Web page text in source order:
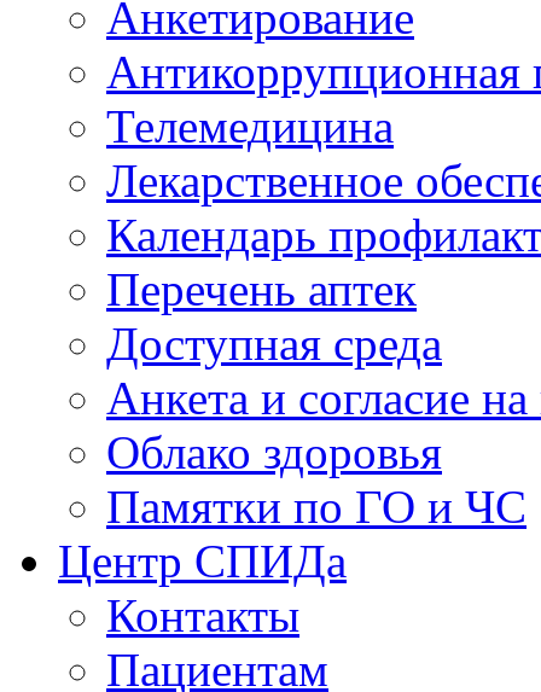
Анкетирование
Антикоррупционная
Телемедицина
Лекарственное
Календарь
Перечень аптек
Доступная среда
Анкета и согласие
Облако здоровья
Памятки по ГО и ЧС
Центр СПИДа
Контакты
Пациентам